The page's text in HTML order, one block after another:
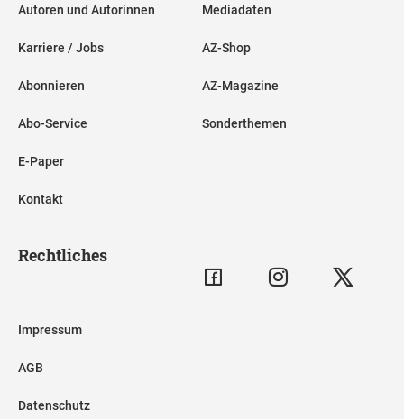
Autoren und Autorinnen
Karriere / Jobs
Abonnieren
Abo-Service
E-Paper
Kontakt
Mediadaten
AZ-Shop
AZ-Magazine
Sonderthemen
Rechtliches
Impressum
AGB
Datenschutz